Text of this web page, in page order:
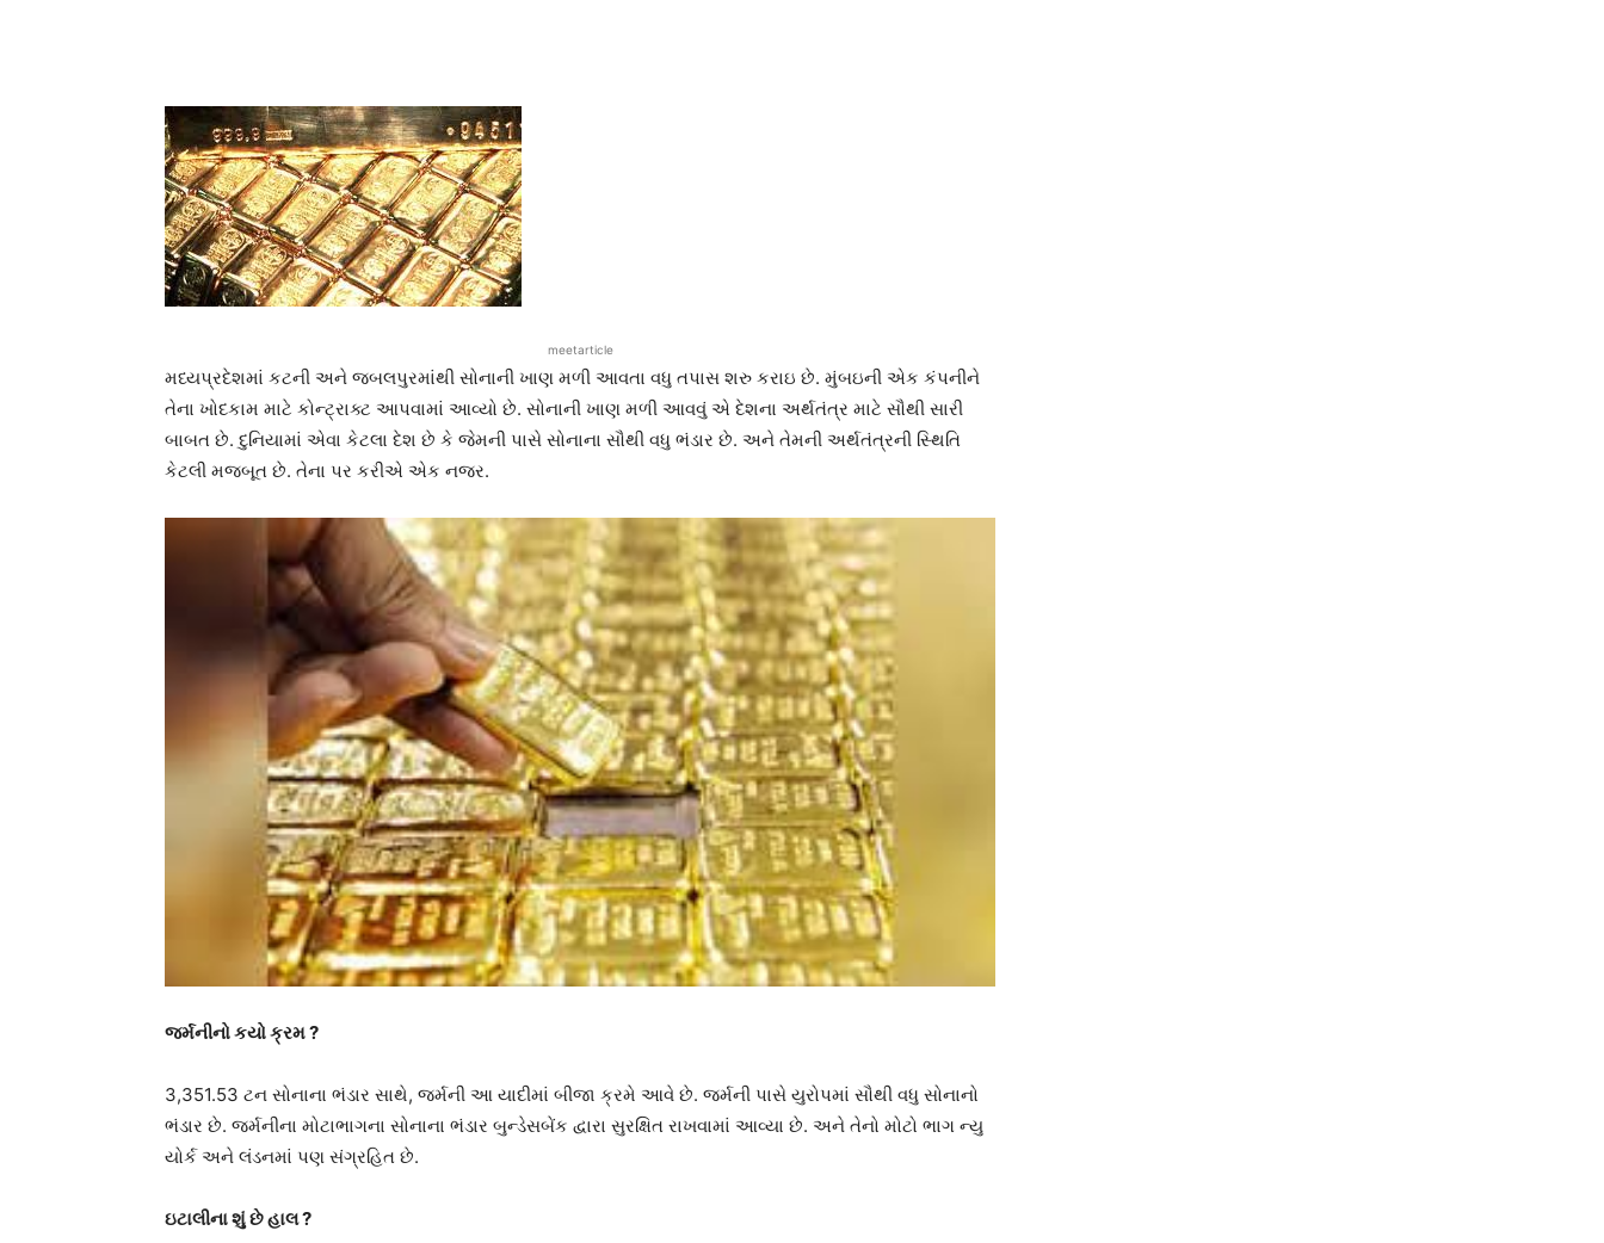
meetarticle
મધ્યપ્રદેશમાં કટની અને જબલપુરમાંથી સોનાની ખાણ મળી આવતા વધુ તપાસ શરુ કરાઇ છે. મુંબઇની એક કંપનીને
તેના ખોદકામ માટે કોન્ટ્રાક્ટ આપવામાં આવ્યો છે. સોનાની ખાણ મળી આવવું એ દેશના અર્થતંત્ર માટે સૌથી સારી
બાબત છે. દુનિયામાં એવા કેટલા દેશ છે કે જેમની પાસે સોનાના સૌથી વધુ ભંડાર છે. અને તેમની અર્થતંત્રની સ્થિતિ
કેટલી મજબૂત છે. તેના પર કરીએ એક નજર.
જર્મનીનો કયો ક્રમ ?
3,351.53 ટન સોનાના ભંડાર સાથે, જર્મની આ યાદીમાં બીજા ક્રમે આવે છે. જર્મની પાસે યુરોપમાં સૌથી વધુ સોનાનો
ભંડાર છે. જર્મનીના મોટાભાગના સોનાના ભંડાર બુન્ડેસબેંક દ્વારા સુરક્ષિત રાખવામાં આવ્યા છે. અને તેનો મોટો ભાગ ન્યુ
યોર્ક અને લંડનમાં પણ સંગ્રહિત છે.
ઇટાલીના શું છે હાલ ?